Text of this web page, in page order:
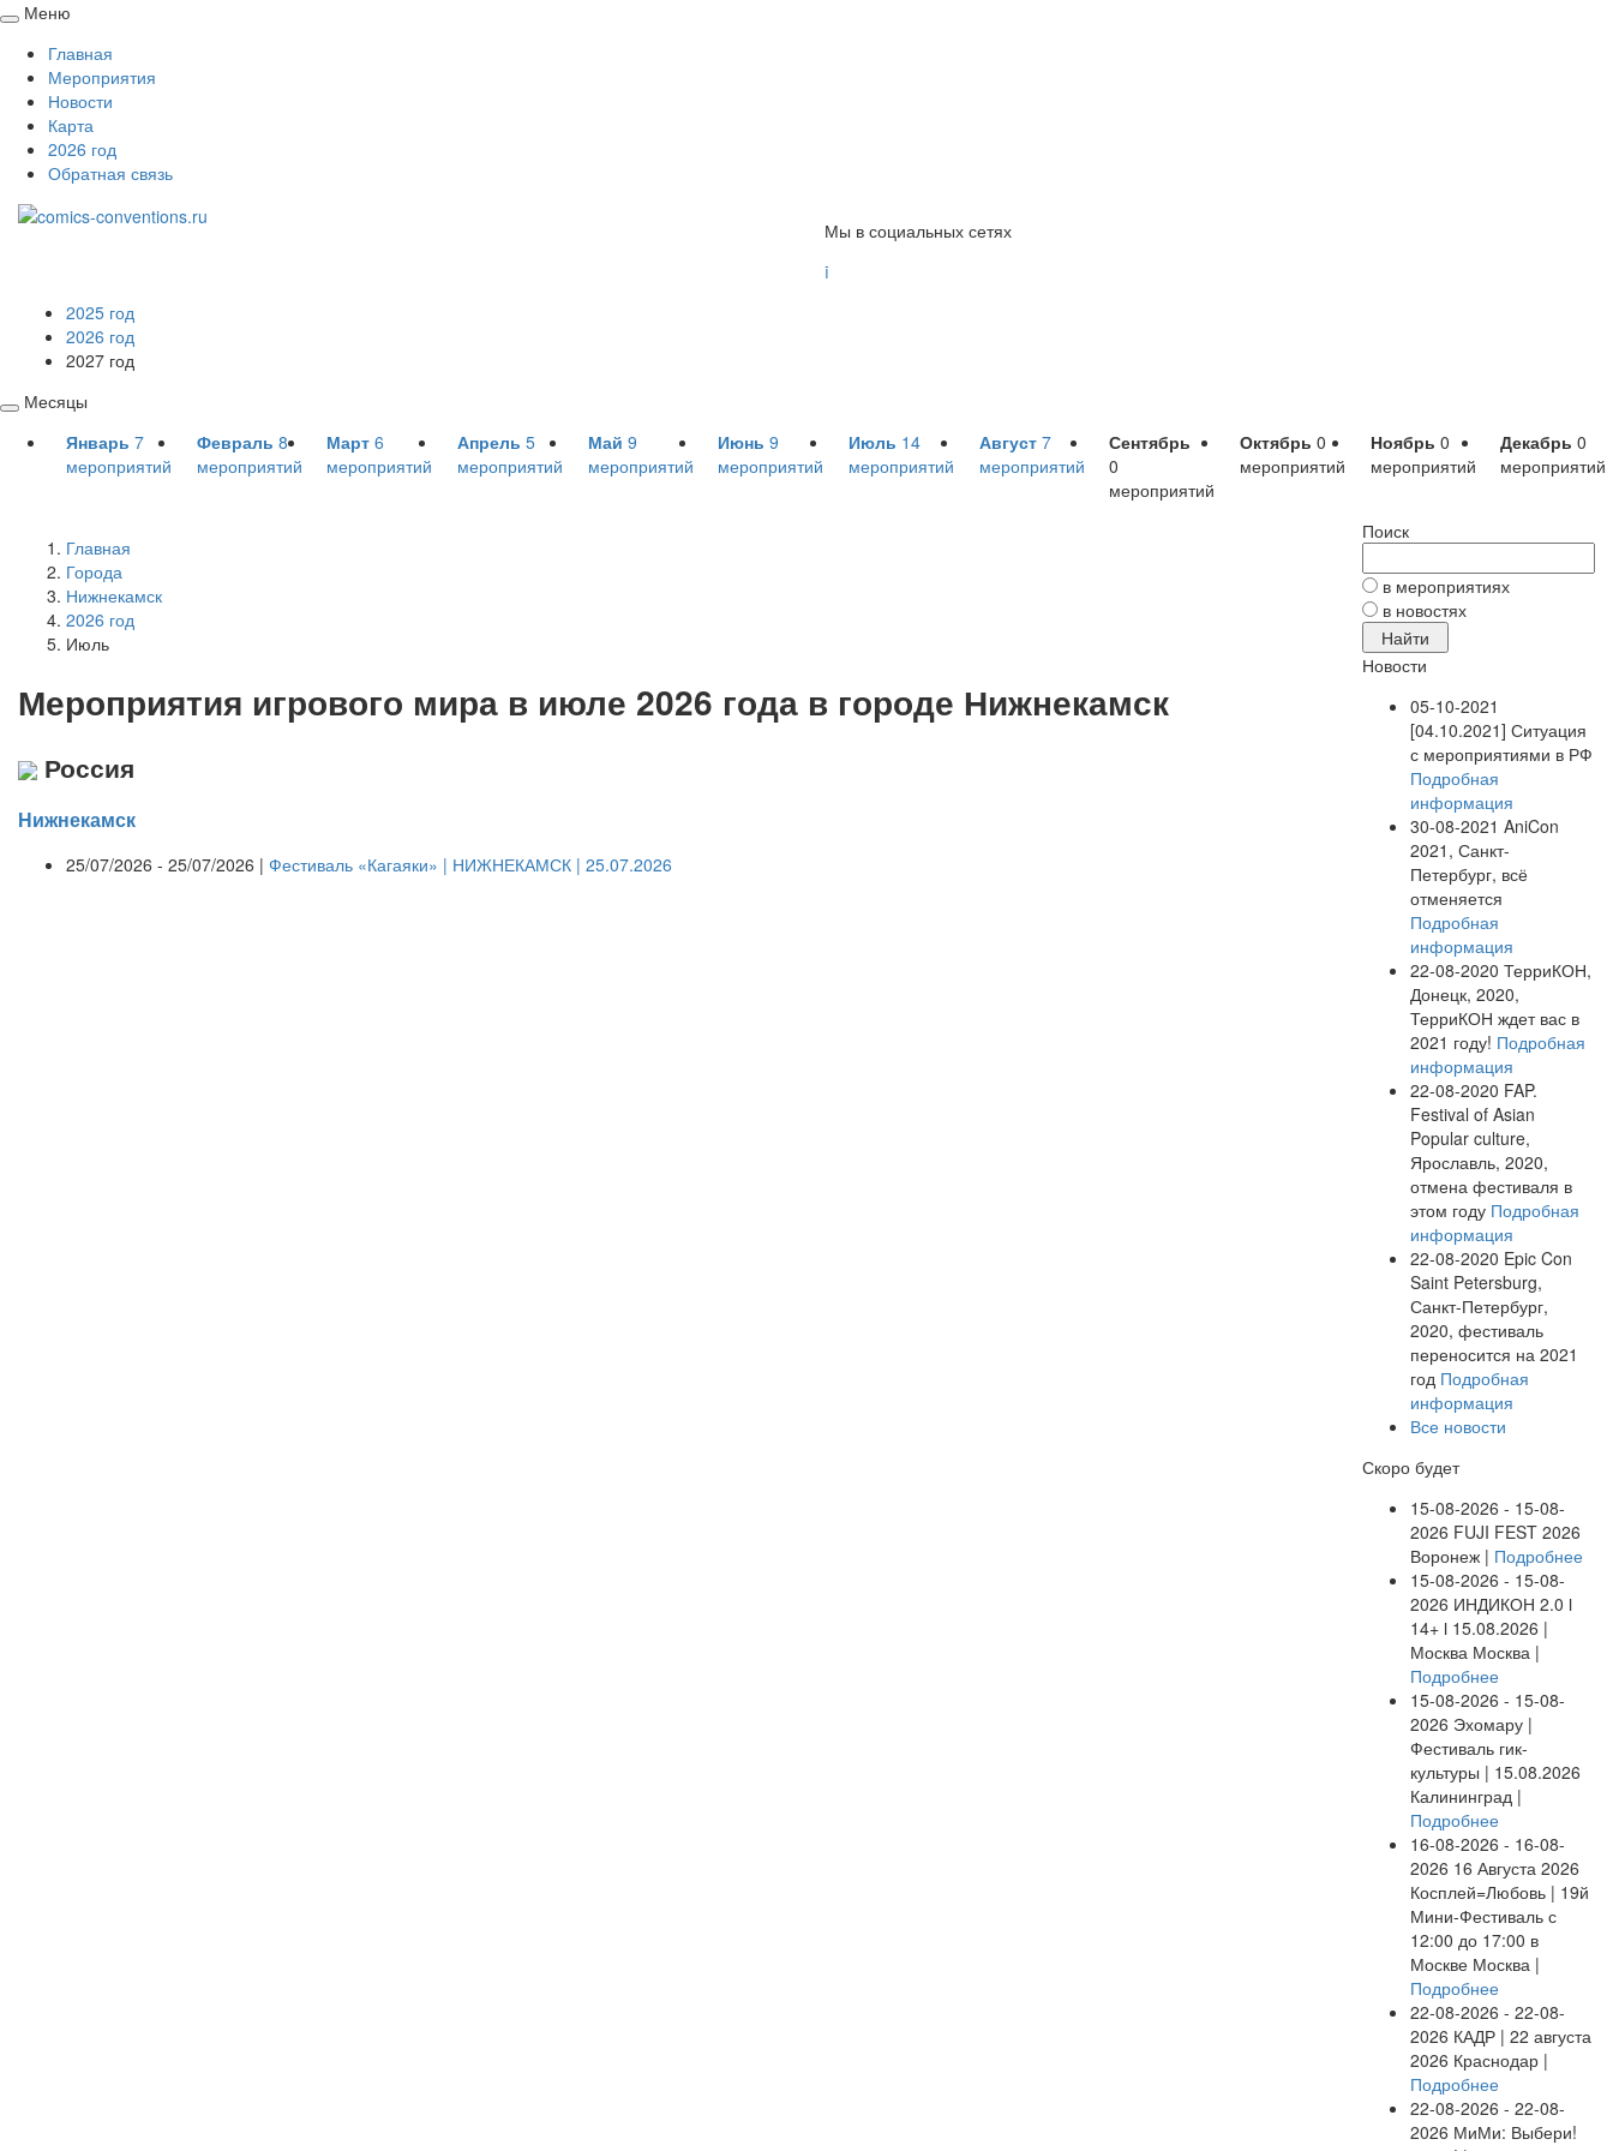
Свернуть
развернуть
Меню
Главная
Мероприятия
Новости
Карта
2026 год
Обратная связь
Мы в социальных сетях

2025 год
2026 год
2027 год
Свернуть
развернуть
Месяцы
Январь 7
мероприятий
Февраль 8
мероприятий
Март 6
мероприятий
Апрель 5
мероприятий
Май 9
мероприятий
Июнь 9
мероприятий
Июль 14
мероприятий
Август 7
мероприятий
Сентябрь
0
мероприятий
Октябрь 0
мероприятий
Ноябрь 0
мероприятий
Декабрь 0
мероприятий
Главная
Города
Нижнекамск
2026 год
Июль
Мероприятия игрового мира в июле 2026 года в городе Нижнекамск
Россия
Нижнекамск
25/07/2026 - 25/07/2026 | Фестиваль «Кагаяки» | НИЖНЕКАМСК | 25.07.2026
Поиск
в мероприятиях
в новостях
Новости
05-10-2021
[04.10.2021] Ситуация
с мероприятиями в РФ
Подробная
информация
30-08-2021 AniCon
2021, Санкт-
Петербург, всё
отменяется
Подробная
информация
22-08-2020 ТерриКОН,
Донецк, 2020,
ТерриКОН ждет вас в
2021 году! Подробная
информация
22-08-2020 FAP.
Festival of Asian
Popular culture,
Ярославль, 2020,
отмена фестиваля в
этом году Подробная
информация
22-08-2020 Epic Con
Saint Petersburg,
Санкт-Петербург,
2020, фестиваль
переносится на 2021
год Подробная
информация
Все новости
Скоро будет
15-08-2026 - 15-08-
2026 FUJI FEST 2026
Воронеж | Подробнее
15-08-2026 - 15-08-
2026 ИНДИКОН 2.0 ӏ
14+ ӏ 15.08.2026 |
Москва Москва |
Подробнее
15-08-2026 - 15-08-
2026 Эхомару |
Фестиваль гик-
культуры | 15.08.2026
Калининград |
Подробнее
16-08-2026 - 16-08-
2026 16 Августа 2026
Косплей=Любовь | 19й
Мини-Фестиваль с
12:00 до 17:00 в
Москве Москва |
Подробнее
22-08-2026 - 22-08-
2026 КАДР | 22 августа
2026 Краснодар |
Подробнее
22-08-2026 - 22-08-
2026 МиМи: Выбери!